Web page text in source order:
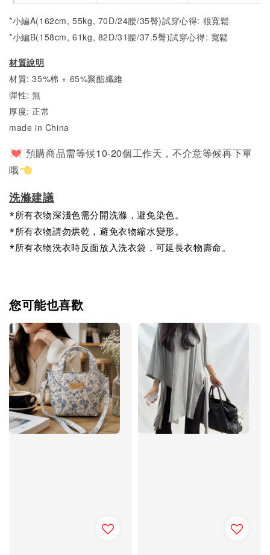
*小編A(162cm, 55kg, 70D/24腰/35臀)試穿心得: 很寬鬆
*小編B(158cm, 61kg, 82D/31腰/37.5臀)試穿心得: 寬鬆
材質說明
材質: 35%棉 + 65%聚酯纖維
彈性: 無
厚度: 正常
made in China
預購商品需等候10-20個工作天，不介意等候再下單
哦
洗滌建議
*所有衣物深淺色需分開洗滌，避免染色。
*所有衣物請勿烘乾，避免衣物縮水變形。
*所有衣物洗衣時反面放入洗衣袋，可延長衣物壽命。
您可能也喜歡